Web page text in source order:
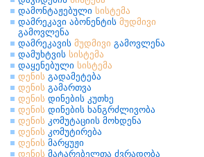
დამონტაჟებული სისტემა
დამრეკავი აბონენტის მუდმივი
გამოვლენა
დამრეკავის მუდმივი გამოვლენა
დამუხტვის სისტემა
დაყენებული სისტემა
დენის გადამეტება
დენის გამართვა
დენის დინების კუთხე
დენის დინების ხანგრძლივობა
დენის კომუტაციის მოხდენა
დენის კომუტირება
დენის მარყუჟი
დენის მატარებელთა ძვრადობა